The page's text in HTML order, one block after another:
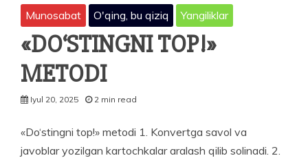
Munosabat O'qing, bu qiziq Yangiliklar
«DO‘STINGNI TOP!»
METODI
Iyul 20, 2025 2 min read
«Do‘stingni top!» metodi 1. Konvertga savol va
javoblar yozilgan kartochkalar aralash qilib solinadi. 2.